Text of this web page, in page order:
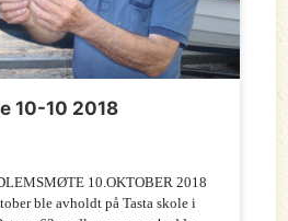
10-10 2018
10.OKTOBER 2018
ble avholdt på Tasta skole i